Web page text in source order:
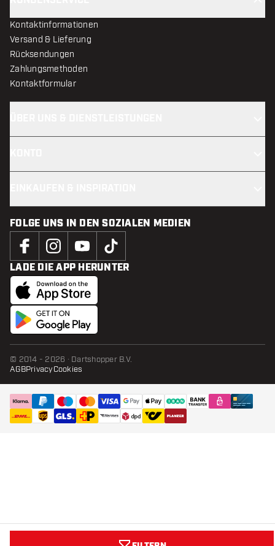
Kontaktinformationen
Versand & Lieferung
Rücksendungen
Zahlungsmethoden
Kontaktformular
FOLGE UNS IN DEN SOZIALEN MEDIEN
LADE DIE APP HERUNTER
© 2014 - 2026 · Dartshopper B.V.
AGBPrivacyCookies